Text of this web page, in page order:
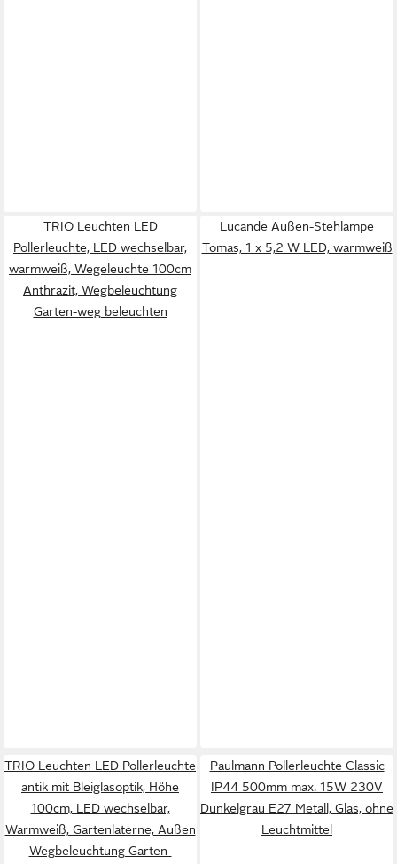
TRIO Leuchten LED
Pollerleuchte, LED wechselbar,
warmweiß, Wegeleuchte 100cm
Anthrazit, Wegbeleuchtung
Garten-weg beleuchten
Lucande Außen-Stehlampe
Tomas, 1 x 5,2 W LED, warmweiß
TRIO Leuchten LED Pollerleuchte
antik mit Bleiglasoptik, Höhe
100cm, LED wechselbar,
Warmweiß, Gartenlaterne, Außen
Wegbeleuchtung Garten-
Paulmann Pollerleuchte Classic
IP44 500mm max. 15W 230V
Dunkelgrau E27 Metall, Glas, ohne
Leuchtmittel